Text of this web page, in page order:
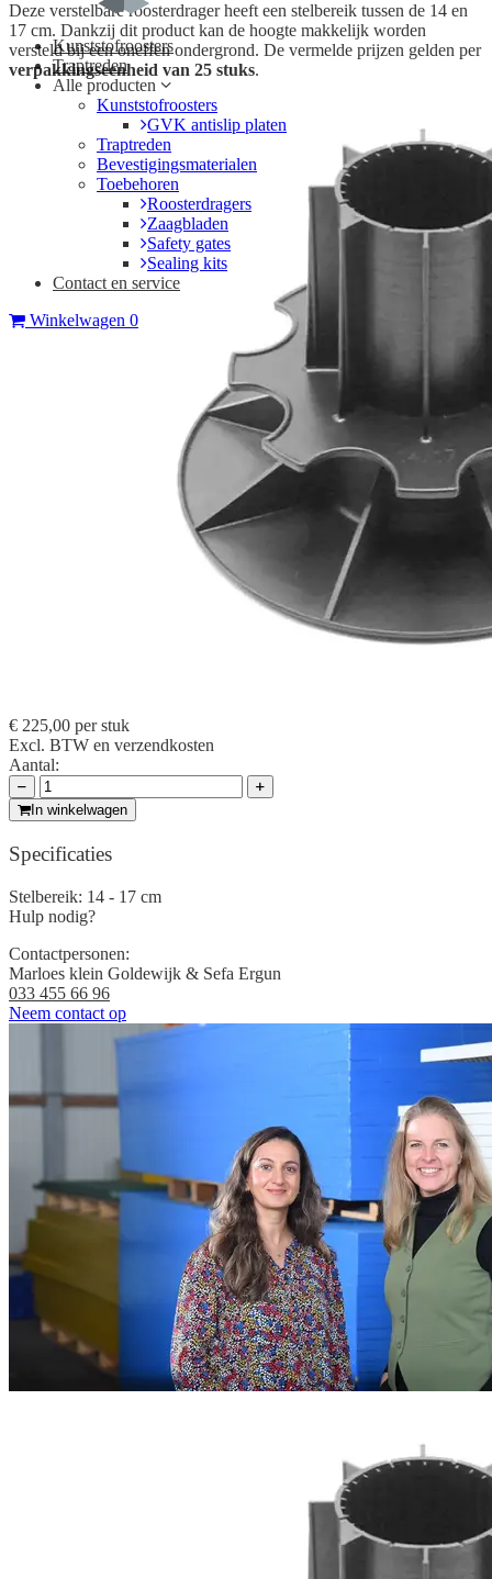
Kunststofroosters
Traptreden
Alle producten
Kunststofroosters
GVK antislip platen
Traptreden
Bevestigingsmaterialen
Toebehoren
Roosterdragers
Zaagbladen
Safety gates
Sealing kits
Contact en service
Winkelwagen 0
Deze verstelbare roosterdrager heeft een stelbereik tussen de 14 en
17 cm. Dankzij dit product kan de hoogte makkelijk worden
versteld bij een oneffen ondergrond. De vermelde prijzen gelden per
verpakkingseenheid van 25 stuks.
€ 225,00 per stuk
Excl. BTW en verzendkosten
Aantal:
In winkelwagen
Specificaties
Stelbereik: 14 - 17 cm
Hulp nodig?
Contactpersonen:
Marloes klein Goldewijk & Sefa Ergun
033 455 66 96
Neem contact op